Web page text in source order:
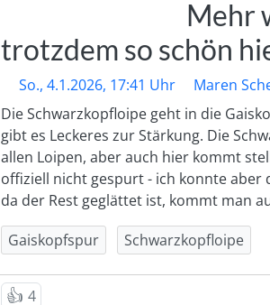
Mehr
trotzdem so schön
So., 4.1.2026, 17:41 Uhr Maren
Die Schwarzkopfloipe geht in die
gibt es Leckeres zur Stärkung. Die
allen Loipen, aber auch hier kommt
offiziell nicht gespurt - ich konnte aber
da der Rest geglättet ist, kommt man
Gaiskopfspur
Schwarzkopfloipe
👍 4